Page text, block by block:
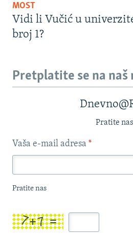
MOST
Vidi li Vučić u
broj 1?
Pretplatite se na
Pratite nas
Vaša e-mail adresa *
Pratite nas